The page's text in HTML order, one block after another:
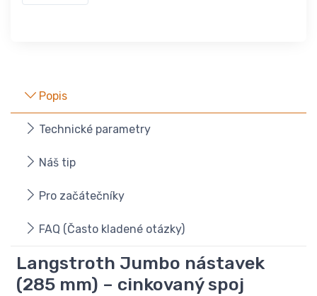
Popis
Technické parametry
Náš tip
Pro začátečníky
FAQ (Často kladené otázky)
Langstroth Jumbo nástavek
(285 mm) – cinkovaný spoj